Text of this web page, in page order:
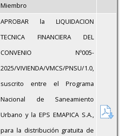
Miembro
APROBAR la LIQUIDACION
TECNICA FINANCIERA DEL
CONVENIO Nº005-
2025/VIVIENDA/VMCS/PNSU/1.0,
suscrito entre el Programa
Nacional de Saneamiento
Urbano y la EPS EMAPICA S.A.,
para la distribución gratuita de